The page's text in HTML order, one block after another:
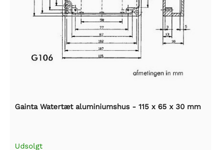
Gainta Watertæt aluminiumshus - 115 x 65 x 30 mm
Udsolgt